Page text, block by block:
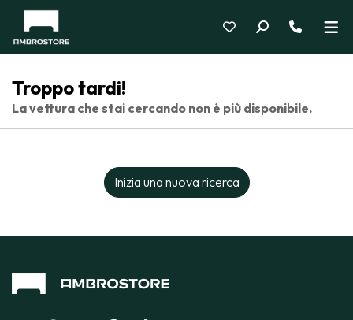
Troppo tardi!
La vettura che stai cercando non è più disponibile.
Inizia una nuova ricerca